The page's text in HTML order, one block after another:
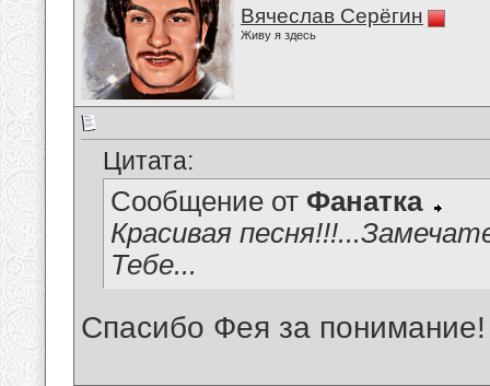
Вячеслав Серёгин
Живу я здесь
Цитата:
Сообщение от Фанатка
Красивая
Тебе...
Спасибо Фея за понимание!